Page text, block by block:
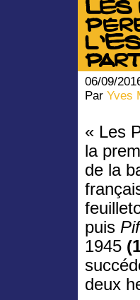
Les
06/09/
Par Yves
« Les
la
de la
puis
1945
deux